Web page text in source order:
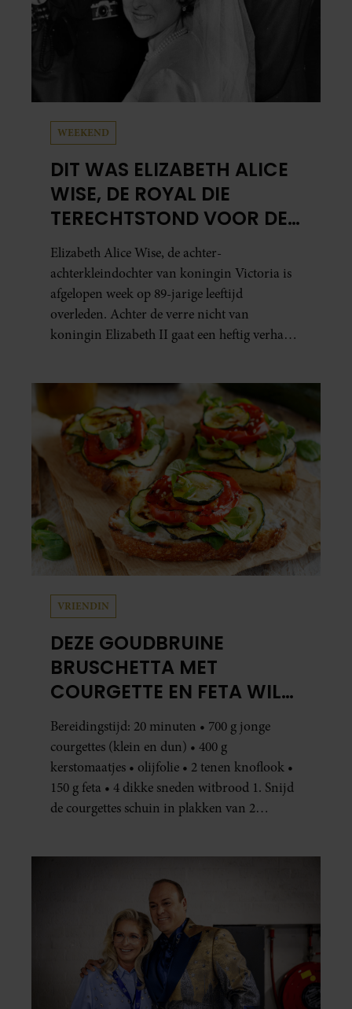
WEEKEND
DIT WAS ELIZABETH ALICE
WISE, DE ROYAL DIE
TERECHTSTOND VOOR DE
DOOD VAN HAAR BABY
Elizabeth Alice Wise, de achter-
achterkleindochter van koningin Victoria is
afgelopen week op 89-jarige leeftijd
overleden. Achter de verre nicht van
koningin Elizabeth II gaat een heftig verhaal
VRIENDIN
DEZE GOUDBRUINE
BRUSCHETTA MET
COURGETTE EN FETA WIL
JE METEEN MAKEN
Bereidingstijd: 20 minuten • 700 g jonge
courgettes (klein en dun) • 400 g
kerstomaatjes • olijfolie • 2 tenen knoflook •
150 g feta • 4 dikke sneden witbrood 1. Snijd
de courgettes schuin in plakken van 2